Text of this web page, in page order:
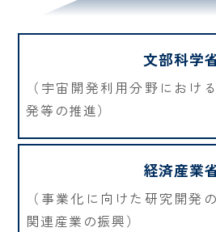
文部科学
（宇宙開発利用分野におけ
発等の推進）
経済産業
（事業化に向けた研究開発
関連産業の振興）